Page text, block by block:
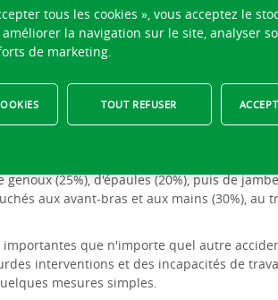
de sports
sortir ses skis, son snowboard ou sa luge.
de 2 millions de personnes endossent
génère chaque année en moyenne
(25%), d'épaules (20%), puis de
aux avant-bras et aux mains (30%), au
importantes que n'importe quel autre
interventions et des incapacités de
mesures simples.
tous les cookies », vous acceptez le
la navigation sur le site, analyser
de marketing.
TOUT REFUSER